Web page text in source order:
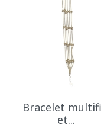
Bracelet
et...